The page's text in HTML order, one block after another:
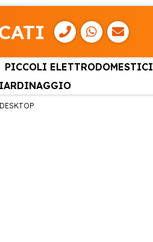
PICCOLI ELETTRODOMESTICI